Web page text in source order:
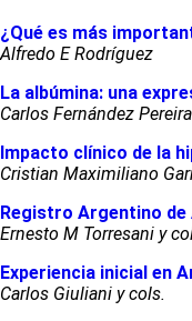
¿Qué es más
Alfredo E Rodríguez
La albúmina: una
Carlos Fernández Pereira
Impacto clínico de la
Cristian Maximiliano
Registro Argentino de
Ernesto M Torresani y
Experiencia inicial en
Carlos Giuliani y cols.